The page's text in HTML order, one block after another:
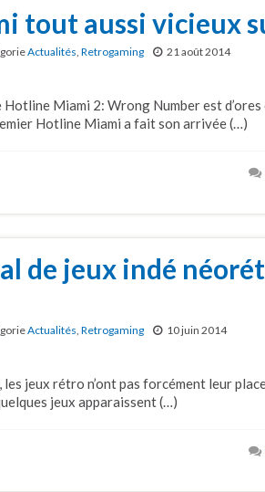
tout aussi vicieux
Actualités, Retrogaming 21 août 2014
Miami 2: Wrong Number est
Hotline Miami a fait son arrivée (…)
de jeux indé
Actualités Retrogaming 10 juin 2014
jeux rétro n’ont pas forcément leur
jeux apparaissent (…)